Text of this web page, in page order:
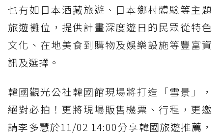
也有如日本酒藏旅遊、日本鄉村體驗等主題
旅遊攤位，提供計畫深度遊日的民眾從特色
文化、在地美食到購物及娛樂設施等豐富資
訊及選擇。
韓國觀光公社韓國館現場將打造「雪景」，
絕對必拍！更將現場販售機票、行程，更邀
請李多慧於11/02 14:00分享韓國旅遊推薦，